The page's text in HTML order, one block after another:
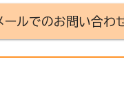
ールでのお問い合わ